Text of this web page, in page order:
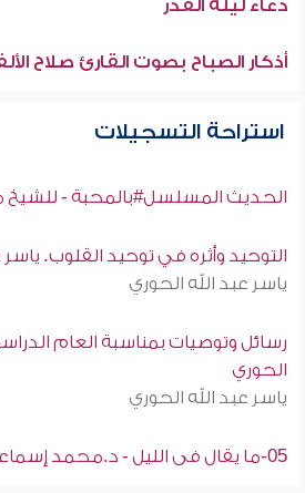
دعاء ليلة القدر
أذكار الصباح بصوت القارئ صلاح
استراحة التسجيلات
الحديث المسلسل#بالمحبة -
التوحيد وأثره في توحيد القلوب. ياسر
ياسر عبد الله الحوري
رسائل وتوصيات بمناسبة العام
الحوري
ياسر عبد الله الحوري
05-ما يقال فى الليل - د.محمد إسماعيل المقدم